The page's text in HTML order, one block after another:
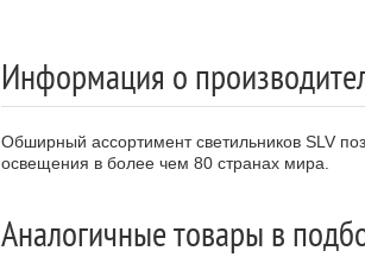
Информация о
Обширный ассортимент светильников SLV
освещения в более чем 80 странах мира.
Аналогичные товары в